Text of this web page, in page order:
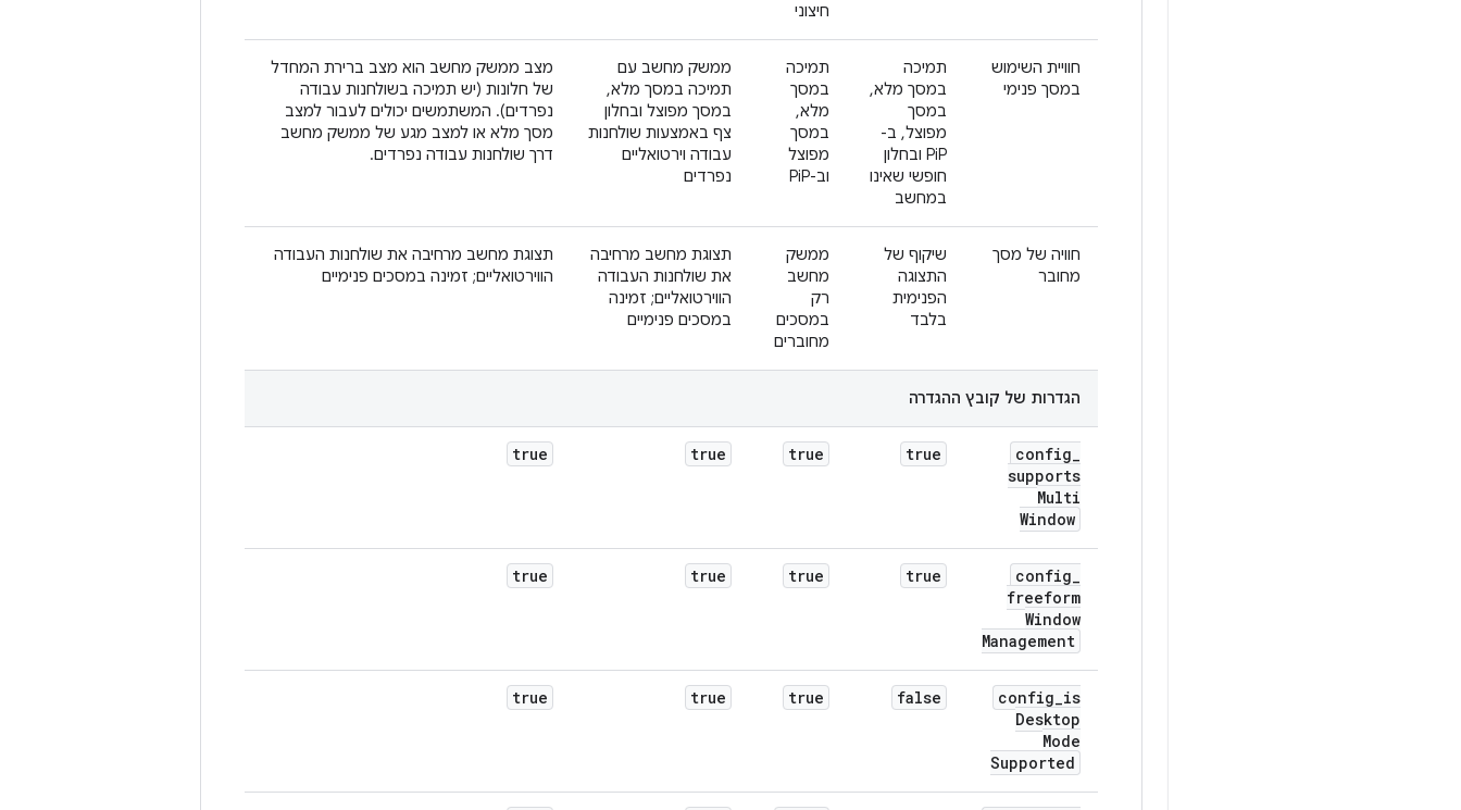
חיצוני
חוויית השימוש
במסך פנימי
תמיכה
במסך מלא,
במסך
מפוצל, ב-
PiP ובחלון
חופשי שאינו
במחשב
תמיכה
במסך
מלא,
במסך
מפוצל
וב-PiP
ממשק מחשב עם
תמיכה במסך מלא,
במסך מפוצל ובחלון
צף באמצעות שולחנות
עבודה וירטואליים
נפרדים
מצב ממשק מחשב הוא מצב ברירת המחדל
של חלונות (יש תמיכה בשולחנות עבודה
נפרדים). המשתמשים יכולים לעבור למצב
מסך מלא או למצב מגע של ממשק מחשב
דרך שולחנות עבודה נפרדים.
חוויה של מסך
מחובר
שיקוף של
התצוגה
הפנימית
בלבד
ממשק
מחשב
רק
במסכים
מחוברים
תצוגת מחשב מרחיבה
את שולחנות העבודה
הווירטואליים; זמינה
במסכים פנימיים
תצוגת מחשב מרחיבה את שולחנות העבודה
הווירטואליים; זמינה במסכים פנימיים
הגדרות של קובץ ההגדרה
config_
supports
Multi
Window
true
true
true
true
config_
freeform
Window
Management
true
true
true
true
config_is
Desktop
Mode
Supported
false
true
true
true